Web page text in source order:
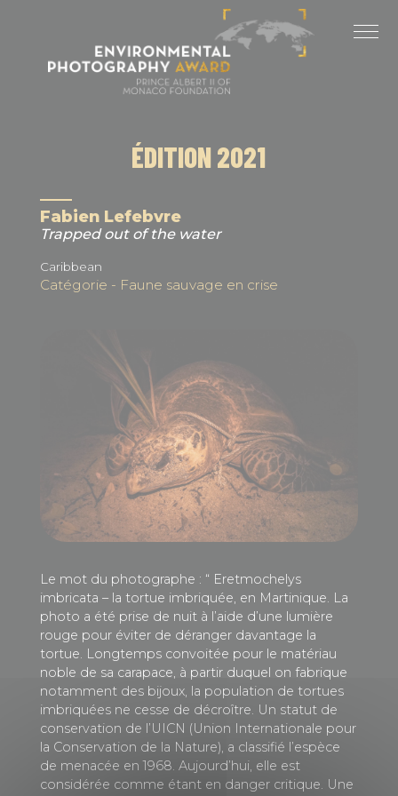
DERNIÈRES ÉDITIONS
ÉDITION 2022
ÉDITION 2021
Fabien Lefebvre
Trapped out of the water
Caribbean
Catégorie - Faune sauvage en crise
Le mot du photographe : “ Eretmochelys
imbricata – la tortue imbriquée, en Martinique. La
photo a été prise de nuit à l’aide d’une lumière
rouge pour éviter de déranger davantage la
tortue. Longtemps convoitée pour le matériau
noble de sa carapace, à partir duquel on fabrique
notamment des bijoux, la population de tortues
imbriquées ne cesse de décroître. Un statut de
conservation de l’UICN (Union Internationale pour
la Conservation de la Nature), a classifié l’espèce
de menacée en 1968. Aujourd’hui, elle est
considérée comme étant en danger critique. Une